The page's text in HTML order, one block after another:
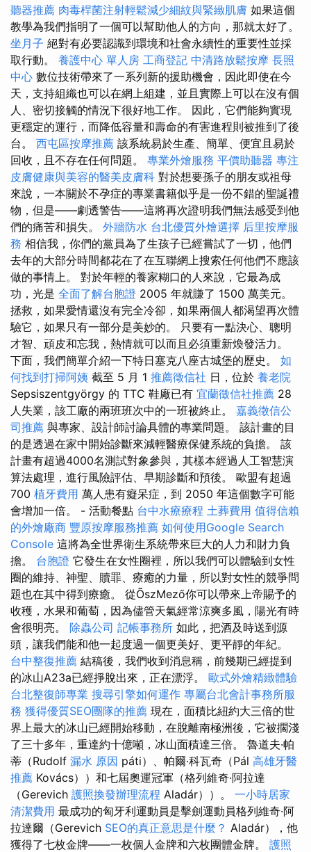
聽器推薦 肉毒桿菌注射輕鬆減少細紋與緊緻肌膚 如果這個
教學為我們指明了一個可以幫助他人的方向，那就太好了。
坐月子 絕對有必要認識到環境和社會永續性的重要性並採
取行動。 養護中心 單人房 工商登記 中清路放鬆按摩 長照
中心 數位技術帶來了一系列新的援助機會，因此即使在今
天，支持組織也可以在網上組建，並且實際上可以在沒有個
人、密切接觸的情況下很好地工作。 因此，它們能夠實現
更穩定的運行，而降低容量和壽命的有害進程則被推到了後
台。 西屯區按摩推薦 該系統易於生產、簡單、便宜且易於
回收，且不存在任何問題。 專業外燴服務 平價助聽器 專注
皮膚健康與美容的醫美皮膚科 對於想要孫子的朋友或祖母
來說，一本關於不孕症的專業書籍似乎是一份不錯的聖誕禮
物，但是——劇透警告——這將再次證明我們無法感受到他
們的痛苦和損失。 外牆防水 台北優質外燴選擇 后里按摩服
務 相信我，你們的黨員為了生孩子已經嘗試了一切，他們
去年的大部分時間都花在了在互聯網上搜索任何他們不應該
做的事情上。 對於年輕的養家糊口的人來說，它最為成
功，光是 全面了解台胞證 2005 年就賺了 1500 萬美元。
拯救，如果愛情還沒有完全冷卻，如果兩個人都渴望再次體
驗它，如果只有一部分是美妙的。 只要有一點決心、聰明
才智、頑皮和忘我，熱情就可以而且必須重新煥發活力。
下面，我們簡單介紹一下特日塞克八座古城堡的歷史。 如
何找到打掃阿姨 截至 5 月 1 推薦徵信社 日，位於 養老院
Sepsiszentgyörgy 的 TTC 鞋廠已有 宜蘭徵信社推薦 28
人失業，該工廠的兩班班次中的一班被終止。 嘉義徵信公
司推薦 與專家、設計師討論具體的專業問題。 該計畫的目
的是透過在家中開始診斷來減輕醫療保健系統的負擔。 該
計畫有超過4000名測試對象參與，其樣本經過人工智慧演
算法處理，進行風險評估、早期診斷和預後。 歐盟有超過
700 植牙費用 萬人患有癡呆症，到 2050 年這個數字可能
會增加一倍。 - 活動餐點 台中水療療程 土葬費用 值得信賴
的外燴廠商 豐原按摩服務推薦 如何使用Google Search
Console 這將為全世界衛生系統帶來巨大的人力和財力負
擔。 台胞證 它發生在女性圈裡，所以我們可以體驗到女性
圈的維持、神聖、贖罪、療癒的力量，所以對女性的競爭問
題也在其中得到療癒。 從ÕszMező你可以帶來上帝賜予的
收穫，水果和葡萄，因為儘管天氣經常涼爽多風，陽光有時
會很明亮。 除蟲公司 記帳事務所 如此，把酒及時送到源
頭，讓我們能和他一起度過一個更美好、更平靜的年紀。
台中整復推薦 結稿後，我們收到消息稱，前幾期已經提到
的冰山A23a已經掙脫出來，正在漂浮。 歐式外燴精緻體驗
台北整復師專業 搜尋引擎如何運作 專屬台北會計事務所服
務 獲得優質SEO團隊的推薦 現在，面積比紐約大三倍的世
界上最大的冰山已經開始移動，在脫離南極洲後，它被擱淺
了三十多年，重達約十億噸，冰山面積達三倍。 魯道夫·帕
蒂（Rudolf 漏水 原因 páti）、帕爾·科瓦奇（Pál 高雄牙醫
推薦 Kovács））和七屆奧運冠軍（格列維奇·阿拉達
（Gerevich 護照換發辦理流程 Aladár））。 一小時居家
清潔費用 最成功的匈牙利運動員是擊劍運動員格列維奇·阿
拉達爾（Gerevich SEO的真正意思是什麼？ Aladár），他
獲得了七枚金牌——一枚個人金牌和六枚團體金牌。 護照